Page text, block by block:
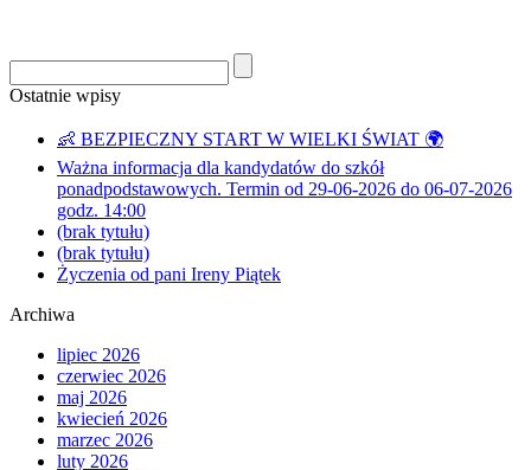
Ostatnie wpisy
👶 BEZPIECZNY START W WIELKI ŚWIAT 🌍
Ważna informacja dla kandydatów do szkół
ponadpodstawowych. Termin od 29-06-2026 do 06-07-2026
godz. 14:00
(brak tytułu)
(brak tytułu)
Życzenia od pani Ireny Piątek
Archiwa
lipiec 2026
czerwiec 2026
maj 2026
kwiecień 2026
marzec 2026
luty 2026